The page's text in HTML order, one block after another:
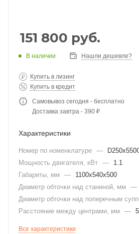
151 800 руб.
В наличии Нашли дешевле?
Купить в лизинг
Купить в кредит
Самовывоз сегодня - бесплатно
Доставка завтра - 390 ₽
Характеристики
Номер по номенклатуре —
Мощность двигателя, кВт —
1.1
Габариты, мм
—
1100x540x500
Диаметр обточки над станиной, мм
—
Диаметр обточки над поперечным
Расстояние между центрами, мм
—
Все характеристики